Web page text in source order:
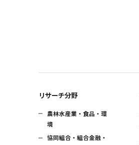
リサーチ分野
農林水産業・食品・環
境
協同組合・組合金融・